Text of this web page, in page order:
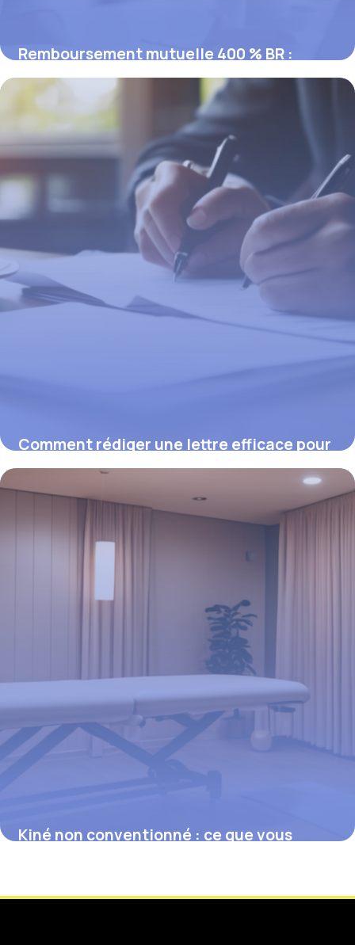
Remboursement mutuelle 400 % BR :
comment ça marche
19 février 2026
Comment rédiger une lettre efficace pour
obtenir le remboursement de votre
mutuelle
12 février 2026
Kiné non conventionné : ce que vous